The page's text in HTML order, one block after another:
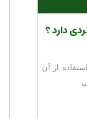
دارد ؟
از آن